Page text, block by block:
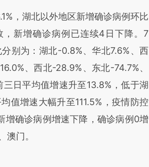
，湖北以外地区新增确诊病例环比
，新增确诊病例已连续4日下降。7
别为：湖北-0.8%、华北7.6%、西
、西北-28.9%、东北-74.7%、
日平均值增速升至13.8%，低于湖
值增速大幅升至111.5%，疫情防控
增确诊病例增速下降，确诊病例0增
澳门。